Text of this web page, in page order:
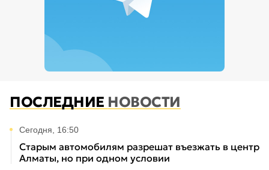
ПОСЛЕДНИЕ НОВОСТИ
Сегодня, 16:50
Старым автомобилям разрешат въезжать в центр
Алматы, но при одном условии